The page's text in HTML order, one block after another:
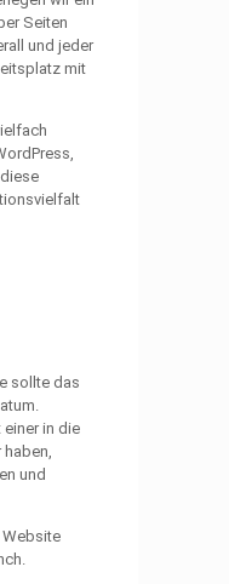
Seiten
und jeder
mit
sollte das
einer in die
und
Website